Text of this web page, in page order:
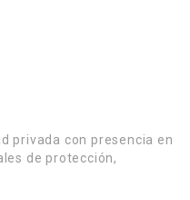
privada con presencia en
de protección,